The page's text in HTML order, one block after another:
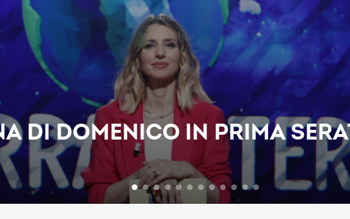
DI DOMENICO IN PRIMA